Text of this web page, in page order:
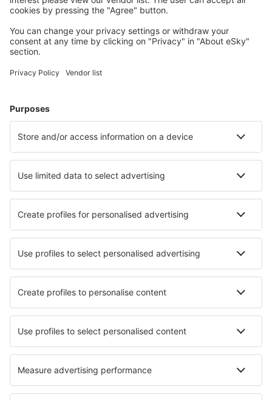
Cele mai căutate hoteluri de către utilizatorii eSky
Hoteluri în Spania - Orașe populare
Hoteluri în Barcelona
Hoteluri în Mijas Hoteluri în Palma de Mallorca
Hoteluri în Campos Hoteluri în Pulpi
Hoteluri în Benahavis Hoteluri în Ayamonte
Cele mai bune hoteluri - orașe
Hoteluri în Kamala Hoteluri în Pélussin
Hoteluri în Novi Vinodolski Hoteluri în Çiftlikköyü
Hoteluri în Sanfront Hoteluri în Kall
Hoteluri în Egersund Hoteluri în Ablis
Cele mai bune hoteluri - regiuni